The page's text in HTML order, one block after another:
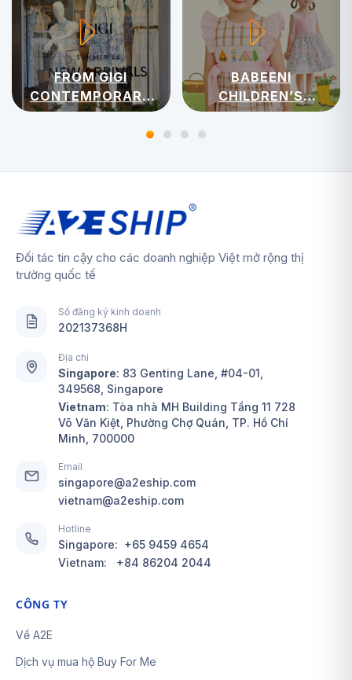
FROM GIGI
CONTEMPORARY
WOMENSWEAR
BABEENI
CHILDREN’S
APPAREL
Đối tác tin cậy cho các doanh nghiệp Việt mở rộng thị
trường quốc tế
Số đăng ký kinh doanh
202137368H
Địa chỉ
Singapore: 83 Genting Lane, #04-01,
349568, Singapore
Vietnam: Tòa nhà MH Building Tầng 11 728
Võ Văn Kiệt, Phường Chợ Quán, TP. Hồ Chí
Minh, 700000
Email
singapore@a2eship.com
vietnam@a2eship.com
Hotline
Singapore: +65 9459 4654
Vietnam: +84 86204 2044
CÔNG TY
Về A2E
Dịch vụ mua hộ Buy For Me